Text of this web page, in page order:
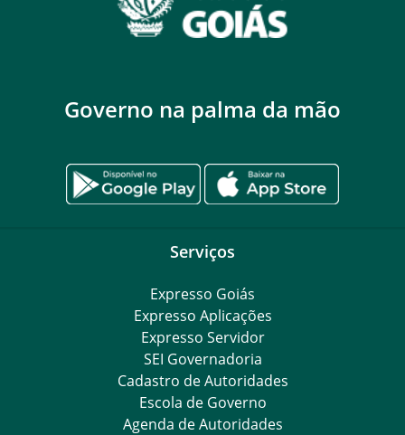
Governo na palma da mão
Serviços
Expresso Goiás
Expresso Aplicações
Expresso Servidor
SEI Governadoria
Cadastro de Autoridades
Escola de Governo
Agenda de Autoridades